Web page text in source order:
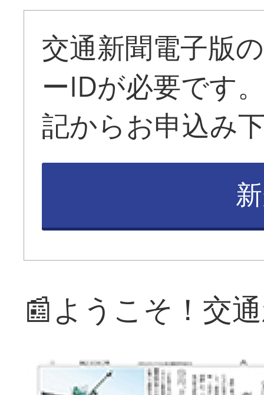
交通新聞電子版
ーIDが必要です
記からお申込み
📰ようこそ！交